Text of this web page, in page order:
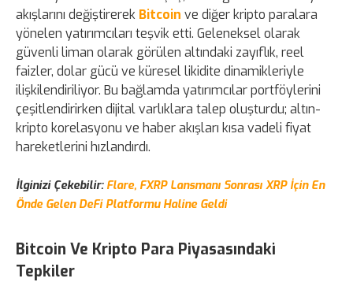
akışlarını değiştirerek Bitcoin ve diğer kripto paralara
yönelen yatırımcıları teşvik etti. Geleneksel olarak
güvenli liman olarak görülen altındaki zayıflık, reel
faizler, dolar gücü ve küresel likidite dinamikleriyle
ilişkilendiriliyor. Bu bağlamda yatırımcılar portföylerini
çeşitlendirirken dijital varlıklara talep oluşturdu; altın-
kripto korelasyonu ve haber akışları kısa vadeli fiyat
hareketlerini hızlandırdı.
İlginizi Çekebilir: Flare, FXRP Lansmanı Sonrası XRP İçin En
Önde Gelen DeFi Platformu Haline Geldi
Bitcoin Ve Kripto Para Piyasasındaki
Tepkiler